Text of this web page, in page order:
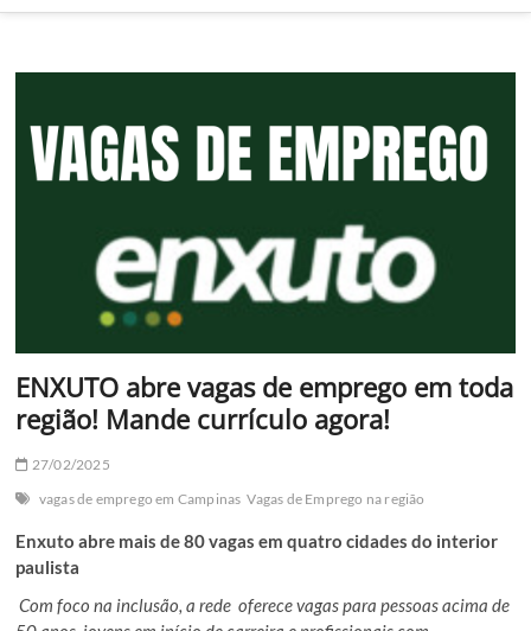
ENXUTO abre vagas de emprego em toda
região! Mande currículo agora!
27/02/2025
vagas de emprego em Campinas Vagas de Emprego na região
Enxuto abre mais de 80 vagas em quatro cidades do interior
paulista
Com foco na inclusão, a rede oferece vagas para pessoas acima de